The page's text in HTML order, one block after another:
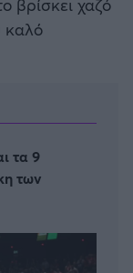
καλό
τα 9
των